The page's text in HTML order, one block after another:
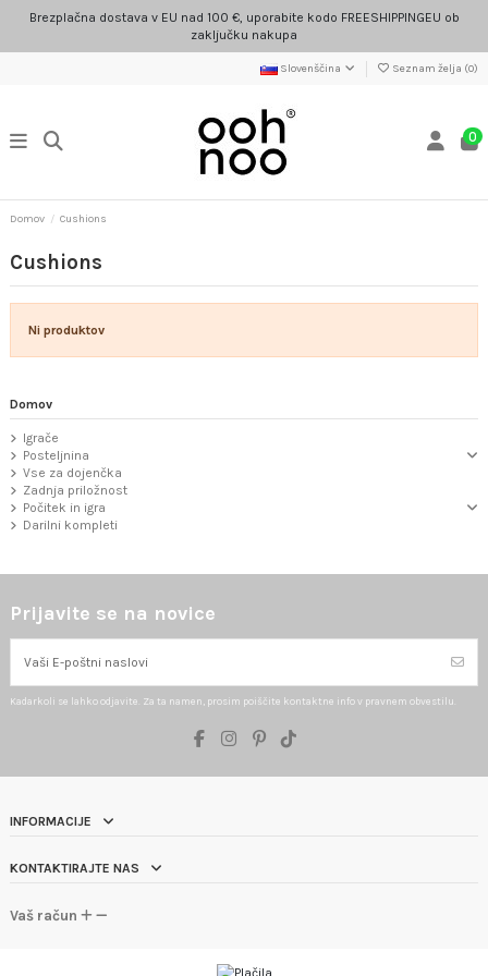
Brezplačna dostava v EU nad 100 €, uporabite kodo FREESHIPPINGEU ob
zaključku nakupa
Slovenščina Seznam želja (0)
0
Domov Cushions
Cushions
Ni produktov
Domov
Igrače
Posteljnina
Vse za dojenčka
Zadnja priložnost
Počitek in igra
Darilni kompleti
Prijavite se na novice
Kadarkoli se lahko odjavite. Za ta namen, prosim poiščite kontaktne info v pravnem obvestilu.
INFORMACIJE
KONTAKTIRAJTE NAS
Vaš račun